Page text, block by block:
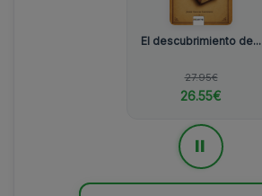
El descubrimiento de...
27.95€
26.55€